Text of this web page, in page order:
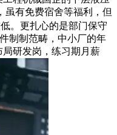
虽有免费宿舍等福利，但
。更扎心的是部门保守
制制范畴，中小厂的年
局研发岗，练习期月薪